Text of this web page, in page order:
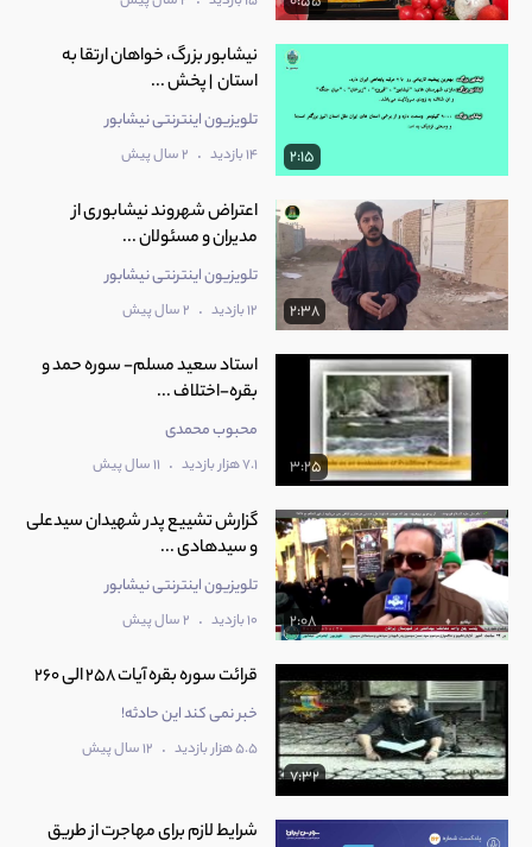
2:15
نیشابور بزرگ، خواهان ارتقا به
استان | پخش ...
تلویزیون اینترنتی نیشابور
14 بازدید . 2 سال پیش
2:38
اعتراض شهروند نیشابوری از
مدیران و مسئولان ...
تلویزیون اینترنتی نیشابور
12 بازدید . 2 سال پیش
3:25
استاد سعید مسلم- سوره حمد و
بقره-اختلاف ...
محبوب محمدی
7.1 هزار بازدید . 11 سال پیش
2:08
گزارش تشییع پدر شهیدان سیدعلی
و سیدهادی ...
تلویزیون اینترنتی نیشابور
10 بازدید . 2 سال پیش
7:32
قرائت سوره بقره آیات 258 الی 260
خبر نمی کند این حادثه!
5.5 هزار بازدید . 12 سال پیش
شرایط لازم برای مهاجرت از طریق